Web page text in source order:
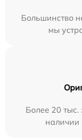
Большинство
мы
Более 20 тыс.
наличии